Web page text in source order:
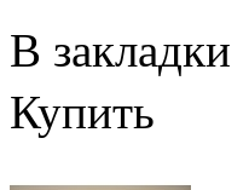
В закладки
Купить